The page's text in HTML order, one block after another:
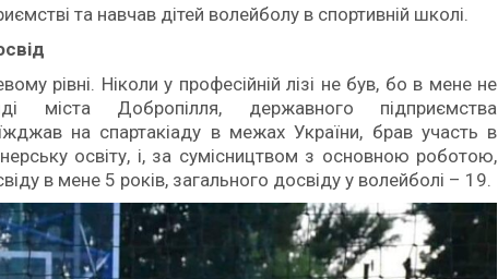
та навчав дітей волейболу в спортивній школі.
рівні. Ніколи у професійній лізі не був, бо в мене не
міста Добропілля, державного підприємства
на спартакіаду в межах України, брав участь в
освіту, і, за сумісництвом з основною роботою,
в мене 5 років, загального досвіду у волейболі – 19.